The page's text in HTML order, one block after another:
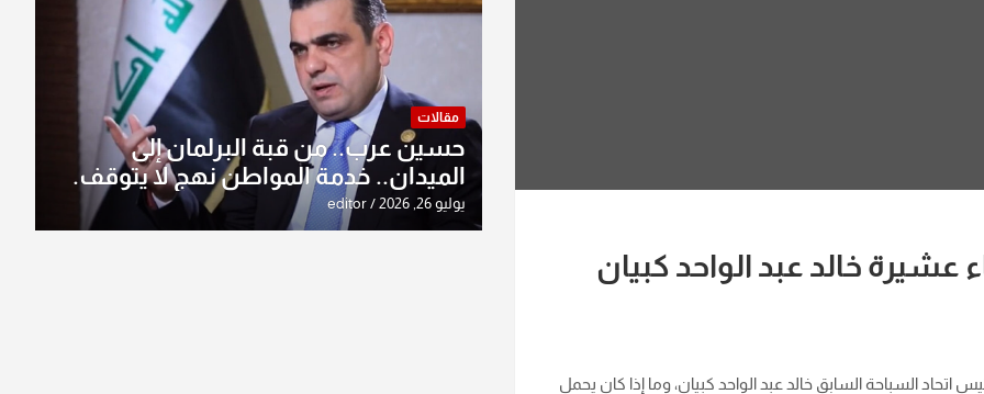
عشيرة خالد عبد الواحد كبيان
اتحاد السباحة السابق خالد عبد الواحد كبيان، وما إذا كان يحمل
مقالات
حسين عرب.. من قبة البرلمان إلى
الميدان.. خدمة المواطن نهج لا يتوقف.
يوليو 26, 2026 editor